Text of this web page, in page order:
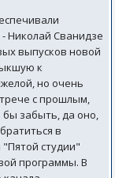
Николай Сванидзе
выпусков новой
к
но очень
с прошлым,
бы забыть, да оно,
в
студии"
программы. В